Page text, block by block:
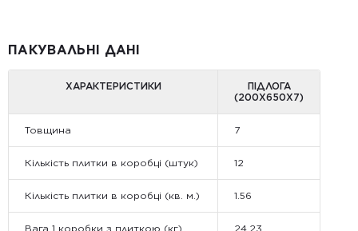
ПАКУВАЛЬНІ ДАНІ
ХАРАКТЕРИСТИКИ
ПІДЛОГА
(200Х650X7)
Товщина 7
Кількість плитки в коробці (штук) 12
Кількість плитки в коробці (кв. м.) 1.56
Вага 1 коробки з плиткою (кг) 24.23